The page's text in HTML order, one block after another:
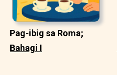
Pag-ibig sa Roma;
Bahagi I